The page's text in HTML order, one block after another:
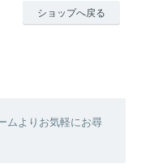
ショップへ戻る
ムよりお気軽にお尋